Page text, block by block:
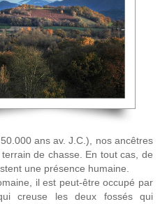
ans av. J.C.), nos ancêtres
de chasse. En tout cas, de
une présence humaine.
il est peut-être occupé par
creuse les deux fossés qui